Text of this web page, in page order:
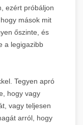
ezért próbáljon
mások mit
őszinte, és
a legigazibb
Tegyen apró
hogy vagy
vagy teljesen
arról, hogy